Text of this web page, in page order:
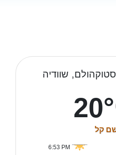
שוודיה
20°
קל
6:53 PM